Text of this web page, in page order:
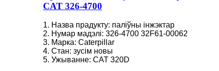
CAT 326-4700
1. Назва прадукту: паліўны інжэктар
2. Нумар мадэлі: 326-4700 32F61-00062
3. Марка: Caterpillar
4. Стан: зусім новы
5. Ужыванне: CAT 320D